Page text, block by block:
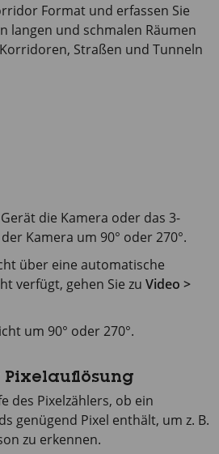
Format und erfassen Sie
langen und schmalen Räumen
Straßen und Tunneln
die Kamera oder das 3-
Kamera um 90° oder 270°.
über eine automatische
verfügt, gehen Sie zu Video >
um 90° oder 270°.
des Pixelzählers, ob ein
genügend Pixel enthält, um z. B.
zu erkennen.